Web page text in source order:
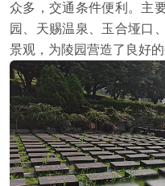
众多，交通条件便利。主
园、天赐温泉、玉合垭口
景观，为陵园营造了良好的